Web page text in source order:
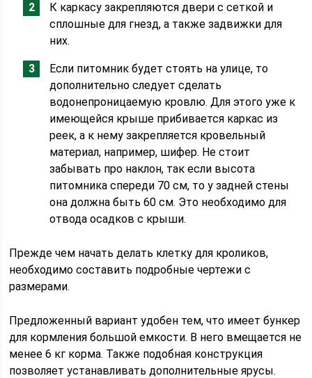
К каркасу закрепляются двери с сеткой и
сплошные для гнезд, а также задвижки для
них.
Если питомник будет стоять на улице, то
дополнительно следует сделать
водонепроницаемую кровлю. Для этого уже к
имеющейся крыше прибивается каркас из
реек, а к нему закрепляется кровельный
материал, например, шифер. Не стоит
забывать про наклон, так если высота
питомника спереди 70 см, то у задней стены
она должна быть 60 см. Это необходимо для
отвода осадков с крыши.
Прежде чем начать делать клетку для кроликов,
необходимо составить подробные чертежи с
размерами.
Предложенный вариант удобен тем, что имеет бункер
для кормления большой емкости. В него вмещается не
менее 6 кг корма. Также подобная конструкция
позволяет устанавливать дополнительные ярусы.